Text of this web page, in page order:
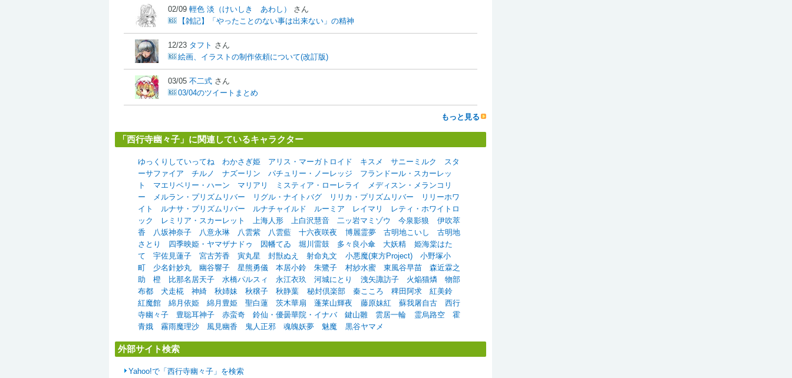
02/09 輕色 淡（けいしき あわし）
さん
【雑記】「やったことのない事は出来ない」の精神
12/23 タフト さん
絵画、イラストの制作依頼について(改訂版)
03/05 不二式 さん
03/04のツイートまとめ
もっと見る
「西行寺幽々子」に関連しているキャラクター
ゆっくりしていってね わかさぎ姫 アリス・マーガトロイド キスメ サニーミルク
スタ
ーサファイア
チルノ ナズーリン パチュリー・ノーレッジ
フランドール・スカーレッ
ト
マエリベリー・ハーン マリアリ ミスティア・ローレライ
メディスン・メランコリ
ー
メルラン・プリズムリバー リグル・ナイトバグ リリカ・プリズムリバー
リリーホワ
イト
ルナサ・プリズムリバー ルナチャイルド ルーミア レイマリ
レティ・ホワイトロ
ック
レミリア・スカーレット 上海人形 上白沢慧音 二ッ岩マミゾウ 今泉影狼
伊吹萃
香
八坂神奈子 八意永琳 八雲紫 八雲藍 十六夜咲夜 博麗霊夢 古明地こいし
古明地
さとり
四季映姫・ヤマザナドゥ 因幡てゐ 堀川雷鼓 多々良小傘 大妖精
姫海棠はた
て
宇佐見蓮子 宮古芳香 寅丸星 封獣ぬえ 射命丸文 小悪魔(東方Project)
小野塚小
町
少名針妙丸 幽谷響子 星熊勇儀 本居小鈴 朱鷺子 村紗水蜜 東風谷早苗
森近霖之
助
橙 比那名居天子 水橋パルスィ 永江衣玖 河城にとり 洩矢諏訪子 火焔猫燐
物部
布都
犬走椛 神綺 秋姉妹 秋穣子 秋静葉 秘封倶楽部 秦こころ 稗田阿求
紅美鈴
紅魔館
綿月依姫 綿月豊姫 聖白蓮 茨木華扇 蓬莱山輝夜 藤原妹紅 蘇我屠自古
西行
寺幽々子
豊聡耳神子 赤蛮奇 鈴仙・優曇華院・イナバ 鍵山雛 雲居一輪 霊烏路空
霍
青娥
霧雨魔理沙 風見幽香 鬼人正邪 魂魄妖夢 魅魔 黒谷ヤマメ
外部サイト検索
Yahoo!で「西行寺幽々子」を検索